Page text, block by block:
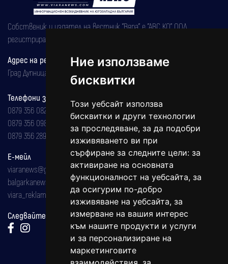
Ние използваме
бисквитки
Този уебсайт използва
бисквитки и други технологии
за проследяване, за да подобри
изживяването ви при
сърфиране за следните цели: за
активиране на основната
функционалност на уебсайта, за
да осигурим по-добро
изживяване на уебсайта, за
измерване на вашия интерес
към нашите продукти и услуги
и за персонализиране на
маркетинговите
Собственик и издател на вестник "Вяра" е "АВС КО" ООД,
регистрирана на 08.05.2002 година.
Адрес на редакцията
Град Дупница, ул.''Христо Ботев" 43
Телефони за реклама и абонаменти
0879 356 082
0879 356 098
0879 356 289
Е-мейл
viaranews@gmail.com
balgarkanews@gmail.com
viara_reklama@mail.bg
Следвайте ни: